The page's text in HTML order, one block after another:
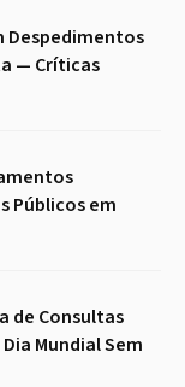
— Críticas
Públicos em
de Consultas
Mundial Sem